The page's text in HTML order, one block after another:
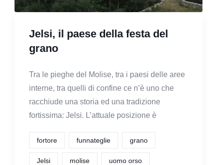
Jelsi, il paese della festa del
grano
Tra le pieghe del Molise, tra i paesi delle aree
interne, tra quelli di confine ce n’è uno che
racchiude una storia ed una tradizione
fortissima: Jelsi. L’attuale posizione è
fortore funnateglie grano
Jelsi molise uomo orso